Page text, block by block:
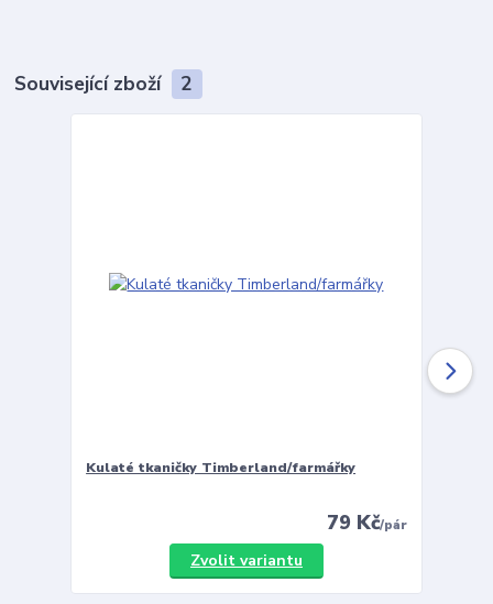
Související zboží 2
Kulaté tkaničky Timberland/farmářky
79 Kč/pár
Zvolit variantu